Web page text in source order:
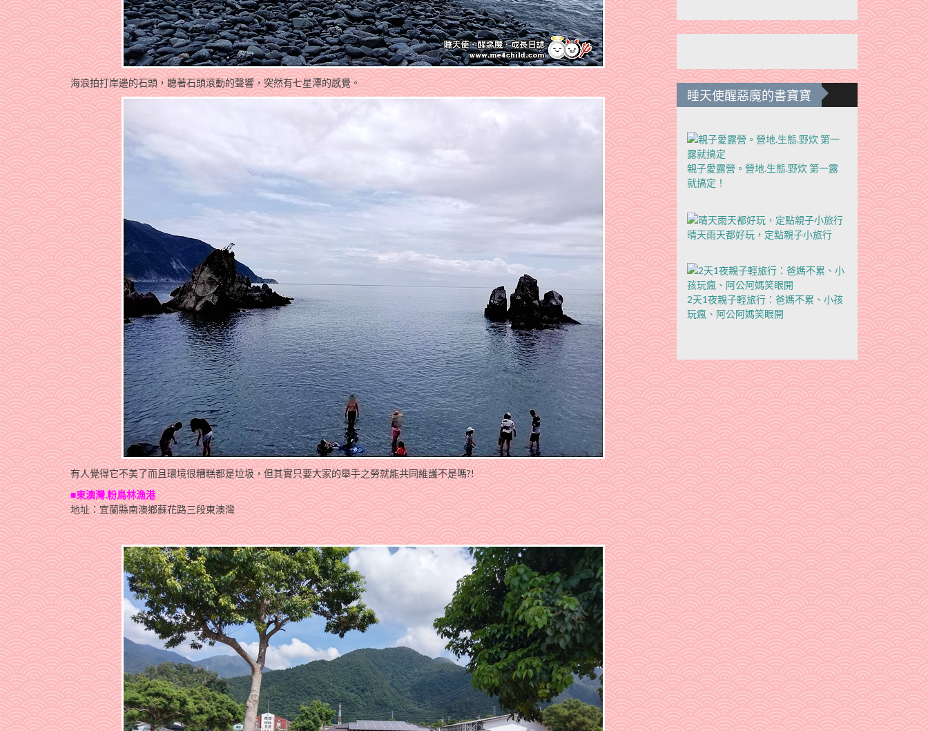
海浪拍打岸邊的石頭，聽著石頭滾動的聲響，突然有七星潭的感覺。
有人覺得它不美了而且環境很糟糕都是垃圾，但其實只要大家的舉手之勞就能共同維護不是嗎?!
■東澳灣.粉鳥林漁港
地址：宜蘭縣南澳鄉蘇花路三段東澳灣
睡天使醒惡魔的書寶寶
親子愛露營。營地.生態.野炊 第一露
就搞定！
晴天雨天都好玩，定點親子小旅行
2天1夜親子輕旅行：爸媽不累、小孩
玩瘋、阿公阿媽笑眼開